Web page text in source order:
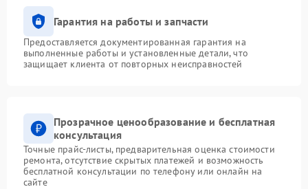
Гарантия на работы и запчасти
Предоставляется документированная гарантия на
выполненные работы и установленные детали, что
защищает клиента от повторных неисправностей
Прозрачное ценообразование и бесплатная
консультация
Точные прайс-листы, предварительная оценка стоимости
ремонта, отсутствие скрытых платежей и возможность
бесплатной консультации по телефону или онлайн на
сайте